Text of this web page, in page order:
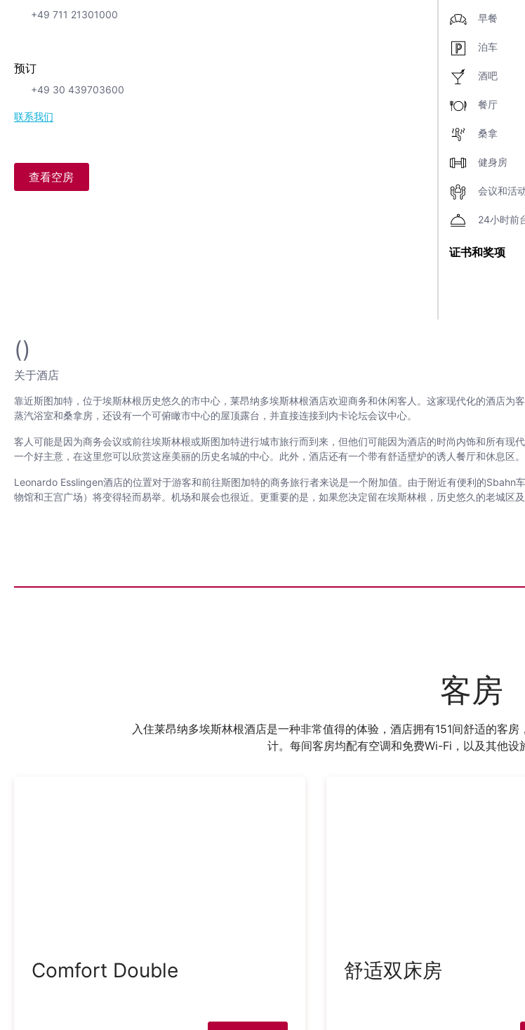
+49 711 21301000
预订
+49 30 439703600
联系我们
查看空房
早餐
泊车
酒吧
餐厅
桑拿
健身房
会议和活
24小时前
证书和奖项
()
关于酒店
靠近斯图加特，位于埃斯林根历史悠久的市中心，莱昂纳多埃斯林根酒店欢迎商务和休闲客人。这家现代化的酒店
蒸汽浴室和桑拿房，还设有一个可俯瞰市中心的屋顶露台，并直接连接到内卡论坛会议中心。
客人可能是因为商务会议或前往埃斯林根或斯图加特进行城市旅行而到来，但他们可能因为酒店的时尚内饰和所有
一个好主意，在这里您可以欣赏这座美丽的历史名城的中心。此外，酒店还有一个带有舒适壁炉的诱人餐厅和休息区
Leonardo Esslingen酒店的位置对于游客和前往斯图加特的商务旅行者来说是一个附加值。由于附近有便利的
物馆和王宫广场）将变得轻而易举。机场和展会也很近。更重要的是，如果您决定留在埃斯林根，历史悠久的老城区
客房
入住莱昂纳多埃斯林根酒店是一种非常值得的体验，酒店拥有151间舒适的客
计。每间客房均配有空调和免费Wi-Fi，以及其他设
Comfort Double 舒适双床房